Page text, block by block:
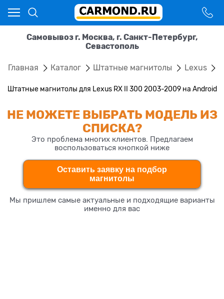
Самовывоз г. Москва, г. Санкт-Петербург,
Севастополь
Главная Каталог Штатные магнитолы Lexus
Штатные магнитолы для Lexus RX II 300 2003-2009 на Android
НЕ МОЖЕТЕ ВЫБРАТЬ МОДЕЛЬ ИЗ
СПИСКА?
Это проблема многих клиентов. Предлагаем
воспользоваться кнопкой ниже
Оставить заявку на подбор
магнитолы
Мы пришлем самые актуальные и подходящие варианты
именно для вас